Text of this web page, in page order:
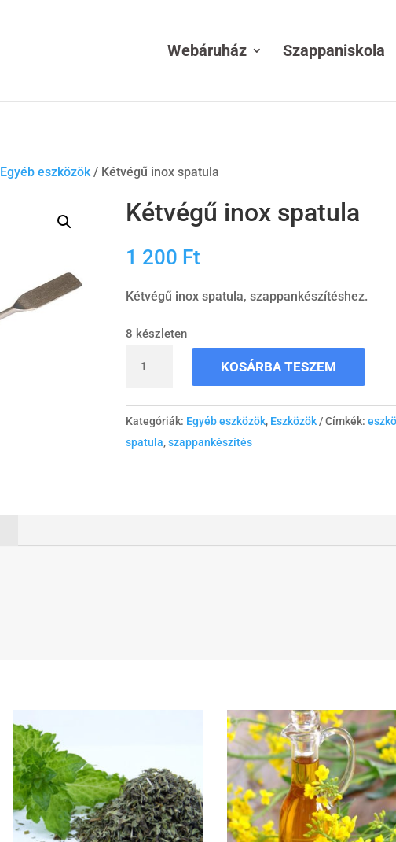
Webáruház Szappaniskola
Egyéb eszközök/ Kétvégű inox spatula
Kétvégű inox spatula
1 200 Ft
Kétvégű inox spatula, szappankészítéshez.
8 készleten
mennyiség
KOSÁRBA TESZEM
Kategóriák: Egyéb eszközök, Eszközök Címkék:
spatula,szappankészítés